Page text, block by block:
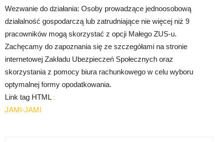
Wezwanie do działania: Osoby prowadzące jednoosobową
działalność gospodarczą lub zatrudniające nie więcej niż 9
pracowników mogą skorzystać z opcji Małego ZUS-u.
Zachęcamy do zapoznania się ze szczegółami na stronie
internetowej Zakładu Ubezpieczeń Społecznych oraz
skorzystania z pomocy biura rachunkowego w celu wyboru
optymalnej formy opodatkowania.
Link tag HTML :
JAMI-JAMI